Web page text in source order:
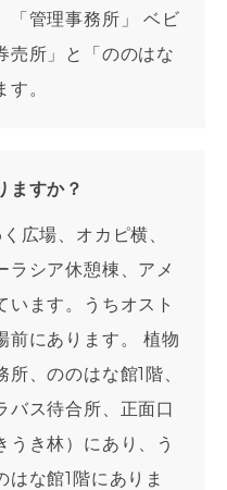
「管理事務所」 ベビ
売所」と「ののはな
。
ますか？
広場、オカピ横、
ラシア休憩棟、アメ
います。うちオスト
前にあります。 植物
、ののはな館1階、
バス待合所、正面口
うき林）にあり、う
な館1階にありま